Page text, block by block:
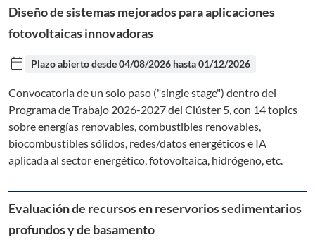
Diseño de sistemas mejorados para aplicaciones
fotovoltaicas innovadoras
calendar_today Plazo abierto desde04/08/2026 hasta01/12/2026
Convocatoria de un solo paso ("single stage") dentro del
Programa de Trabajo 2026-2027 del Clúster 5, con 14 topics
sobre energías renovables, combustibles renovables,
biocombustibles sólidos, redes/datos energéticos e IA
aplicada al sector energético, fotovoltaica, hidrógeno, etc.
Evaluación de recursos en reservorios sedimentarios
profundos y de basamento